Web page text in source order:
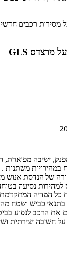
מסירות רכבים
מרצדס GLS
ישיבה מפוארת,
במהירויות משתנות
של הנדסת אנוש
נסיעה
כל המדיה
כביש ושטח
את הרכב לנסוע
חשיבה יצירתית